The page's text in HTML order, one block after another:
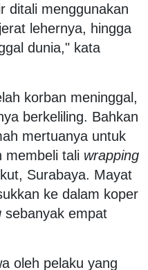
ditali menggunakan
lehernya, hingga
dunia," kata
korban meninggal,
berkeliling. Bahkan
mertuanya untuk
membeli tali wrapping
Surabaya. Mayat
ke dalam koper
sebanyak empat
oleh pelaku yang